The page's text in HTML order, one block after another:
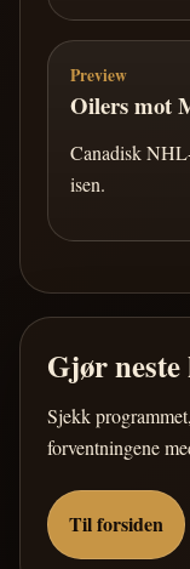
Preview
Oilers mot
Canadisk
isen.
Gjør
Sjekk
forventningene
Til forsiden